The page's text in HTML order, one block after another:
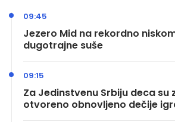
Jezero Mid na rekordno
dugotrajne suše
09:45
Za Jedinstvenu Srbiju deca su
otvoreno obnovljeno dečije
09:15